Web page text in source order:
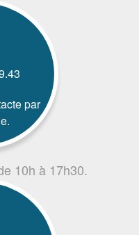
par
10h à 17h30.